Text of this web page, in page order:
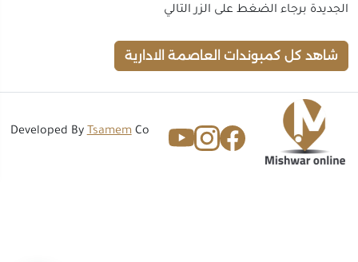
الجديدة برجاء الضغط على الزر التالي
شاهد كل كمبوندات العاصمة الادارية
Developed ByTsamemCo